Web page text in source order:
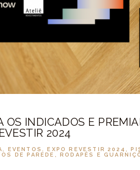
OS INDICADOS E
2024
EVENTOS ,EXPO REVESTIR 2024 ,
DE PAREDE
,RODAPÉS E